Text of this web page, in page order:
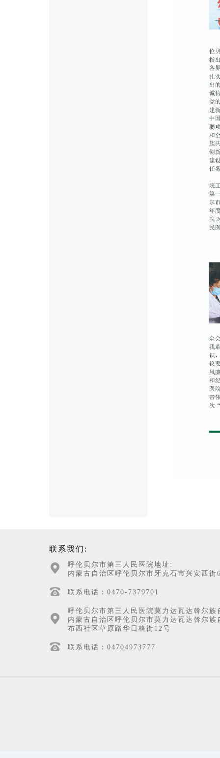
联系我们:
呼伦贝尔市第三人民医院地址:
内蒙古自治区呼伦贝尔市牙克石市兴安西街
联系电话：0470-7379701
呼伦贝尔市第三人民医院莫力达瓦达斡尔
内蒙古自治区呼伦贝尔市莫力达瓦达斡尔族
布西社区草原路华日格街12号
联系电话：04704973777